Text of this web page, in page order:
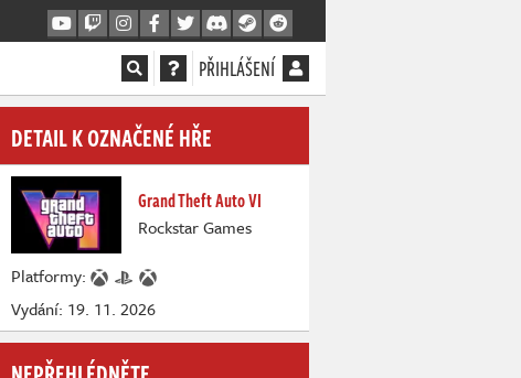
PŘIHLÁŠENÍ
DETAIL K OZNAČENÉ HŘE
Grand Theft Auto VI
Rockstar Games
Platformy:
Vydání: 19. 11. 2026